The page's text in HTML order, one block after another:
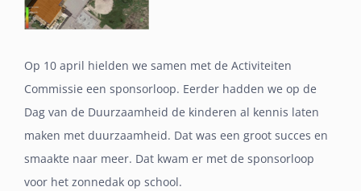
Op 10 april hielden we samen met de Activiteiten
Commissie een sponsorloop. Eerder hadden we op de
Dag van de Duurzaamheid de kinderen al kennis laten
maken met duurzaamheid. Dat was een groot succes en
smaakte naar meer. Dat kwam er met de sponsorloop
voor het zonnedak op school.